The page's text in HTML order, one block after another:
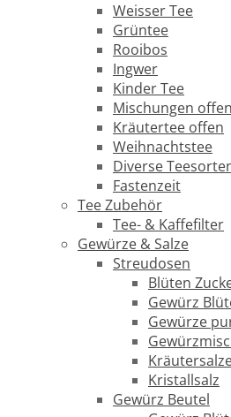
Weisser Tee
Grüntee
Rooibos
Ingwer
Kinder Tee
Mischungen offen
Kräutertee offen
Weihnachtstee
Diverse
Fastenzeit
Tee Zubehör
Tee- & Kaffefilter
Gewürze & Salze
Streudosen
Blüten
Gewürz
Gewürze
Kristallsalz
Gewürz Beutel